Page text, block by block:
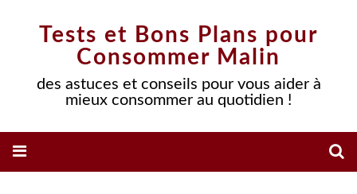
Tests et Bons Plans pour
Consommer Malin
des astuces et conseils pour vous aider à
mieux consommer au quotidien !